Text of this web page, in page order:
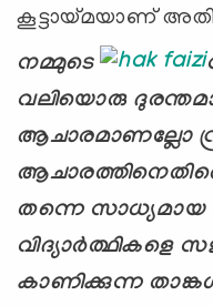
കൂട്ടായ്മയാണ്
നമ്മുടെ
വലിയൊരു
ആചാരമാണല്ലോ
തന്നെ സാധ്യമായ
വിദ്യാര്‍ത്ഥികളെ
കാണിക്കുന്ന